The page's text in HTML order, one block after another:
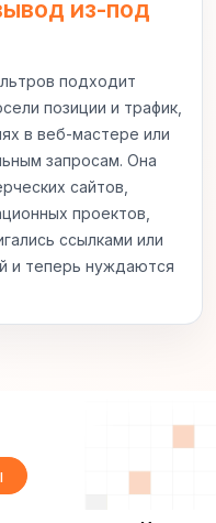
из-под
подходит
позиции и трафик,
в веб‑мастере или
запросам. Она
сайтов,
проектов,
ссылками или
и теперь нуждаются